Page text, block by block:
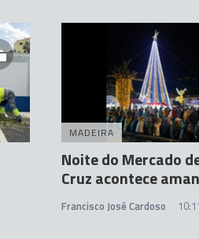
MADEIRA
Noite do Mercado
Cruz acontece
Francisco José Cardoso